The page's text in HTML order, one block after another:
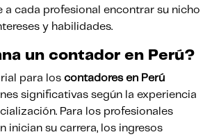
cada profesional encontrar su nicho
y habilidades.
un contador en Perú?
para los contadores en Perú
significativas según la experiencia
Para los profesionales
inician su carrera, los ingresos